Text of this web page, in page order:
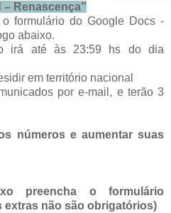
– Renascença”
formulário do Google Docs -
abaixo.
irá até às 23:59 hs do dia
em território nacional
por e-mail, e terão 3
números e aumentar suas
preencha o formulário
extras não são obrigatórios)